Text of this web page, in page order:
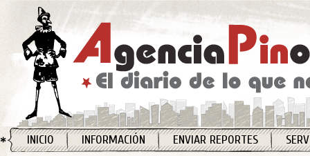
INICIO INFORMACIÓN ENVIAR REPORTES